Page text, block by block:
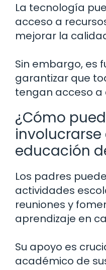
La tecnología
acceso a
mejorar la
Sin embargo, es
garantizar que
tengan acceso a
¿Cómo
involucrarse
educación
Los padres
actividades
reuniones y
aprendizaje en
Su apoyo es
académico de